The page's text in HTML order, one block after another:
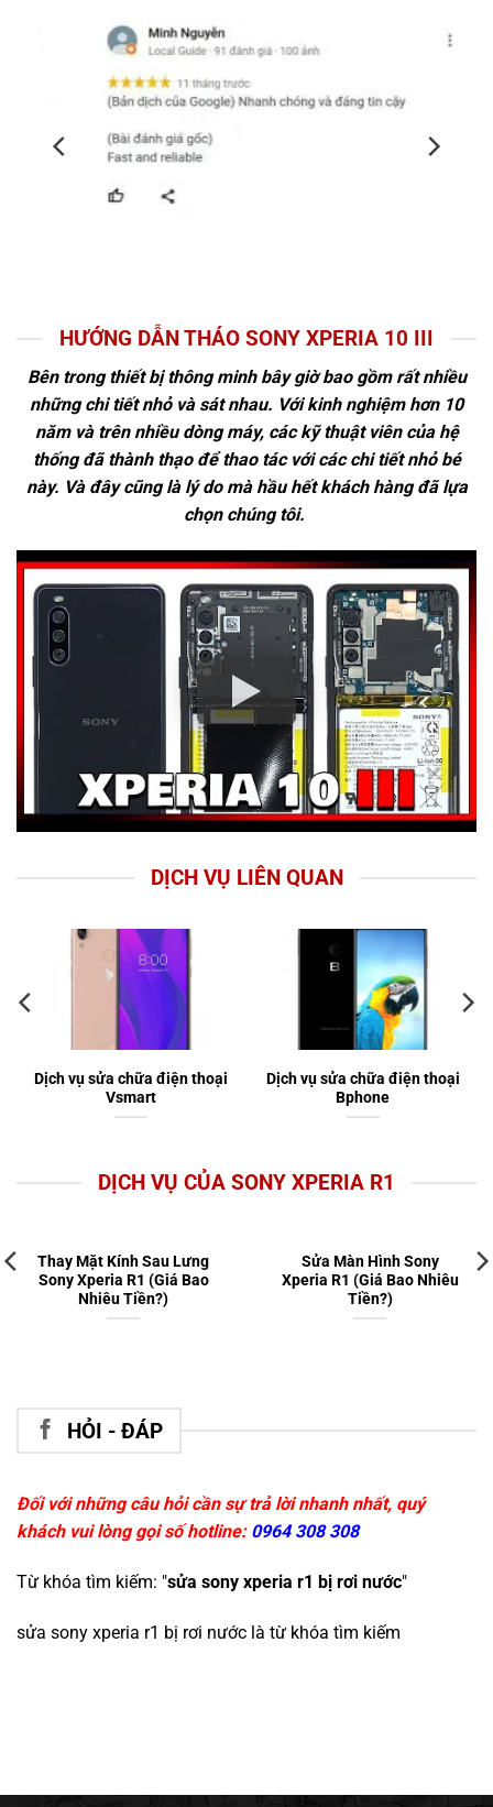
HƯỚNG DẪN THÁO SONY XPERIA 10 III
Bên trong thiết bị thông minh bây giờ bao gồm rất nhiều
những chi tiết nhỏ và sát nhau. Với kinh nghiệm hơn 10
năm và trên nhiều dòng máy, các kỹ thuật viên của hệ
thống đã thành thạo để thao tác với các chi tiết nhỏ bé
này. Và đây cũng là lý do mà hầu hết khách hàng đã lựa
chọn chúng tôi.
DỊCH VỤ LIÊN QUAN
Dịch vụ sửa chữa điện thoại
Vsmart
Dịch vụ sửa chữa điện thoại
Bphone
DỊCH VỤ CỦA SONY XPERIA R1
Thay Mặt Kính Sau Lưng
Sony Xperia R1 (Giá Bao
Nhiêu Tiền?)
Sửa Màn Hình Sony
Xperia R1 (Giá Bao Nhiêu
Tiền?)
HỎI - ĐÁP
Đối với những câu hỏi cần sự trả lời nhanh nhất, quý
khách vui lòng gọi số hotline: 0964 308 308
Từ khóa tìm kiếm: "sửa sony xperia r1 bị rơi nước"
sửa sony xperia r1 bị rơi nước là từ khóa tìm kiếm